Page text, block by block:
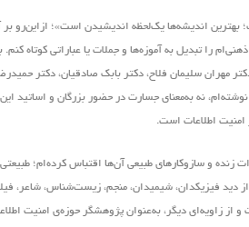
بهترین اندیشه‌ها یک‌لحظه اندیشیدن است»؛ ازاین‌رو
را تبدیل به آموزه‌ها و جملات یا عباراتی کوتاه
مهران سلیمان فلاح، دکتر بابک صادقیان، دکتر
نه به‌معنای جسارت در حضور بزرگان و اساتید
امنیت اطلاعات است.
زنده و سازوکارهای طبیعی آن‌ها اقتباس کرده‌ام؛
از دید فیزیکدان، شیمیدان، منجم، زیست‌شناس،
از زاویه‌ای دیگر، به‌عنوان پژوهشگر حوزه‌ی امنیت